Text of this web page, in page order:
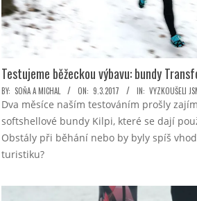
Testujeme běžeckou výbavu: bundy
2017-
03-
09
BY: SOŇA A MICHAL ON: 9.3.2017 IN: VYZKOUŠELI
Dva měsíce naším testováním prošly
softshellové bundy Kilpi, které se dají
Obstály při běhání nebo by byly spíš
turistiku?